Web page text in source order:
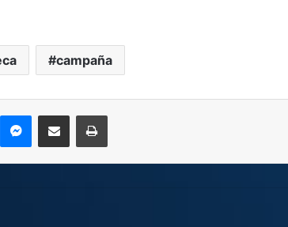
campaña
MessengerCompartir por correo electrónicoImprimir